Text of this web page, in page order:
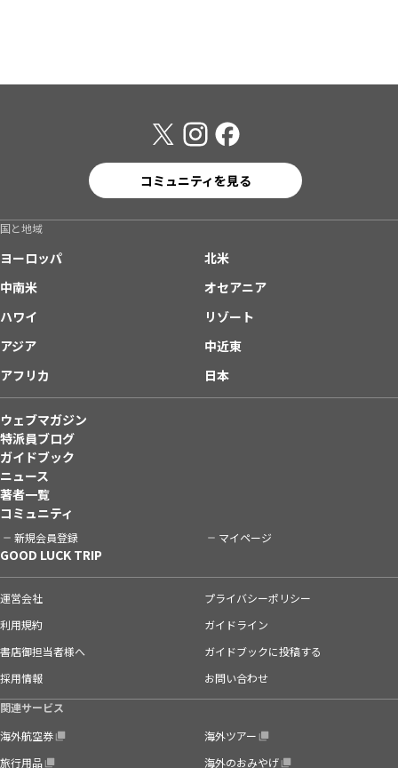
コミュニティを見る
国と地域
ヨーロッパ
北米
中南米
オセアニア
ハワイ
リゾート
アジア
中近東
アフリカ
日本
ウェブマガジン
特派員ブログ
ガイドブック
ニュース
著者一覧
コミュニティ
新規会員登録 マイページ
GOOD LUCK TRIP
運営会社
プライバシーポリシー
利用規約
ガイドライン
書店御担当者様へ
ガイドブックに投稿する
採用情報
お問い合わせ
関連サービス
海外航空券
海外ツアー
旅行用品
海外のおみやげ